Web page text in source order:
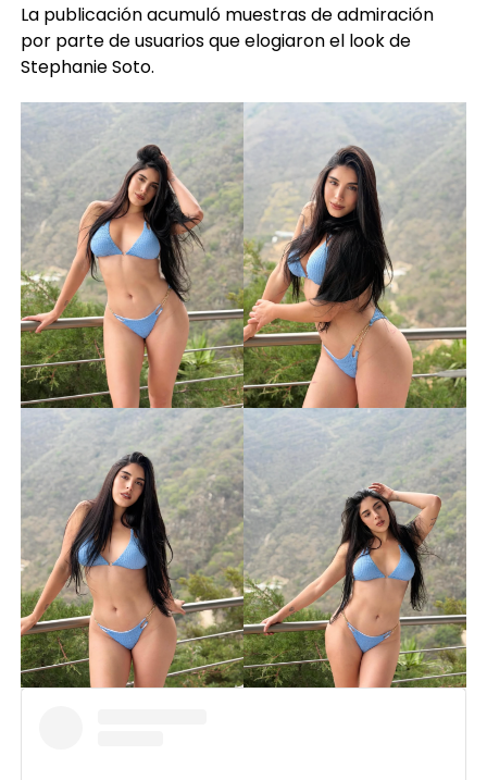
La publicación acumuló muestras de admiración
por parte de usuarios que elogiaron el look de
Stephanie Soto.